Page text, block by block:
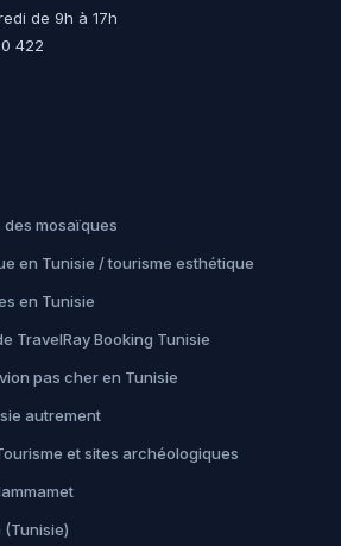
de 9h à 17h
422
des mosaïques
en Tunisie / tourisme esthétique
en Tunisie
TravelRay Booking Tunisie
pas cher en Tunisie
autrement
et sites archéologiques
(Tunisie)